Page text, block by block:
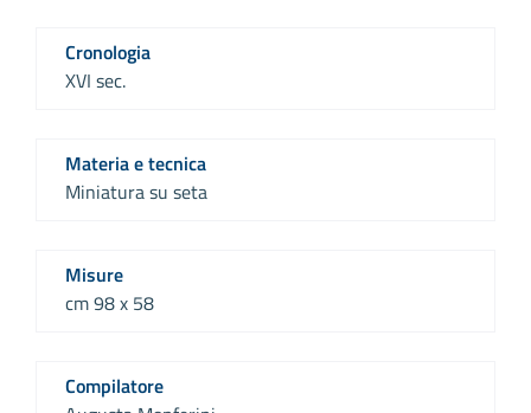
Cronologia
XVI sec.
Materia e tecnica
Miniatura su seta
Misure
cm 98 x 58
Compilatore